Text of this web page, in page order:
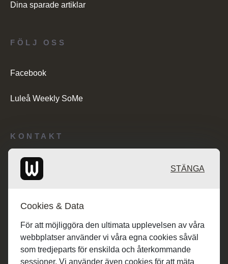
Dina sparade artiklar
KONTAKT
Redaktionen: desk@maratongroup.com
FÖLJ OSS
Facebook
Luleå Weekly SoMe
STÄNGA
Cookies & Data
För att möjliggöra den ultimata upplevelsen av våra
webbplatser använder vi våra egna cookies såväl
som tredjeparts för enskilda och återkommande
sessioner. Vi använder även cookies för att mäta